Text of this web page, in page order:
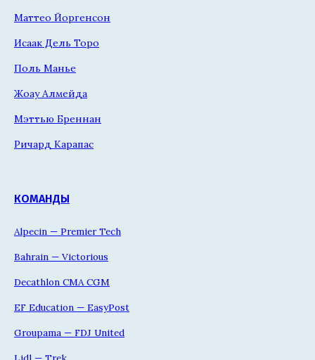
Маттео Йоргенсон
Исаак Дель Торо
Поль Манье
Жоау Алмейда
Мэттью Бреннан
Ричард Карапас
КОМАНДЫ
Alpecin — Premier Tech
Bahrain — Victorious
Decathlon CMA CGM
EF Education — EasyPost
Groupama — FDJ United